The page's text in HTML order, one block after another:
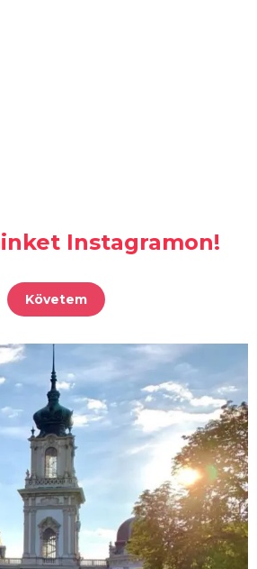
Instagramon!
Követem